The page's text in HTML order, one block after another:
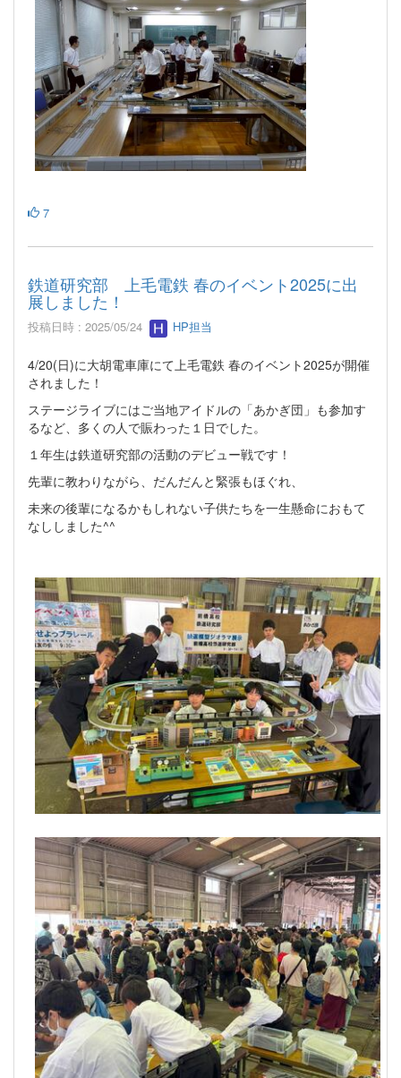
7
鉄道研究部 上毛電鉄 春のイベント2025に出
展しました！
投稿日時 : 2025/05/24 HP担当
4/20(日)に大胡電車庫にて上毛電鉄 春のイベント2025が開催
されました！
ステージライブにはご当地アイドルの「あかぎ団」も参加す
るなど、多くの人で賑わった１日でした。
１年生は鉄道研究部の活動のデビュー戦です！
先輩に教わりながら、だんだんと緊張もほぐれ、
未来の後輩になるかもしれない子供たちを一生懸命におもて
なししました^^